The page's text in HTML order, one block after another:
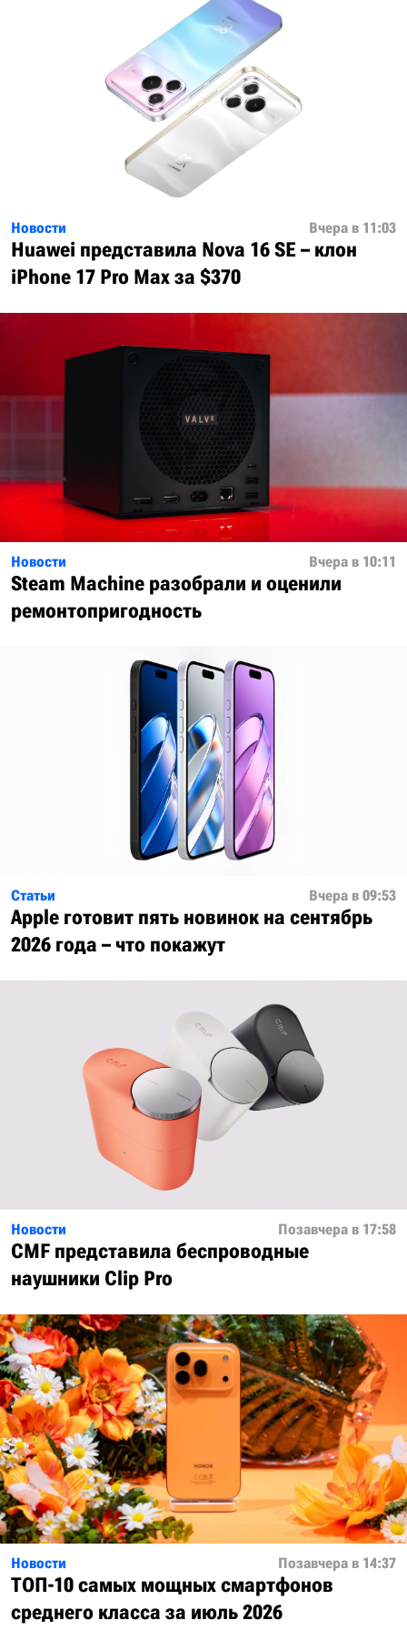
Новости Вчера в 11:03
Huawei представила Nova 16 SE – клон
iPhone 17 Pro Max за $370
Новости Вчера в 10:11
Steam Machine разобрали и оценили
ремонтопригодность
Статьи Вчера в 09:53
Apple готовит пять новинок на сентябрь
2026 года – что покажут
Новости Позавчера в 17:58
CMF представила беспроводные
наушники Clip Pro
Новости Позавчера в 14:37
ТОП-10 самых мощных смартфонов
среднего класса за июль 2026